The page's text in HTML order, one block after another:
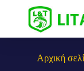
Αρχική